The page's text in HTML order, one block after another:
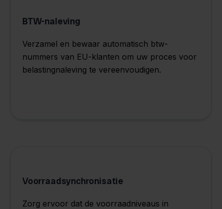
BTW-naleving
Verzamel en bewaar automatisch btw-
nummers van EU-klanten om uw proces voor
belastingnaleving te vereenvoudigen.
Voorraadsynchronisatie
Zorg ervoor dat de voorraadniveaus in